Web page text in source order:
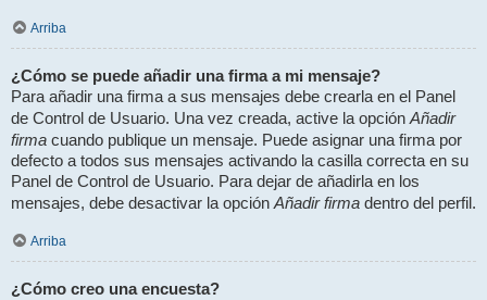
Arriba
¿Cómo se puede añadir una firma a mi mensaje?
Para añadir una firma a sus mensajes debe crearla en el Panel
de Control de Usuario. Una vez creada, active la opción Añadir
firma cuando publique un mensaje. Puede asignar una firma por
defecto a todos sus mensajes activando la casilla correcta en su
Panel de Control de Usuario. Para dejar de añadirla en los
mensajes, debe desactivar la opción Añadir firma dentro del perfil.
Arriba
¿Cómo creo una encuesta?